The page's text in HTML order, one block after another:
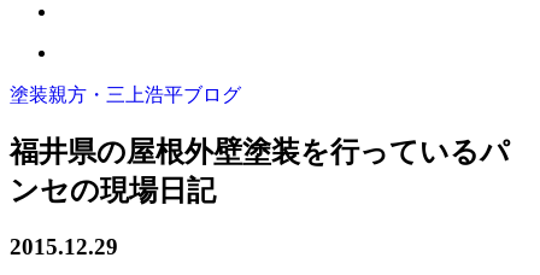
塗装親方・三上浩平ブログ
福井県の屋根外壁塗装を行っているパ
ンセの現場日記
2015.12.29